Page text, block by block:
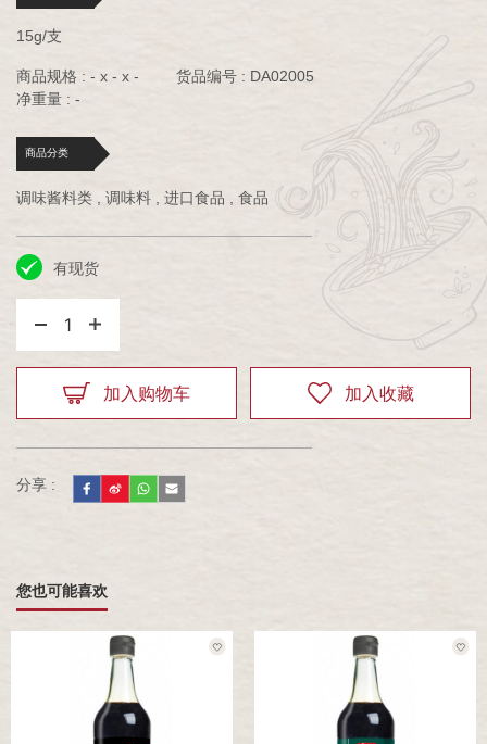
15g/支
商品规格 : - x - x -
货品编号 : DA02005
净重量 : -
商品分类
调味酱料类 , 调味料 , 进口食品 , 食品
有现货
1
加入购物车 加入收藏
分享 :
您也可能喜欢